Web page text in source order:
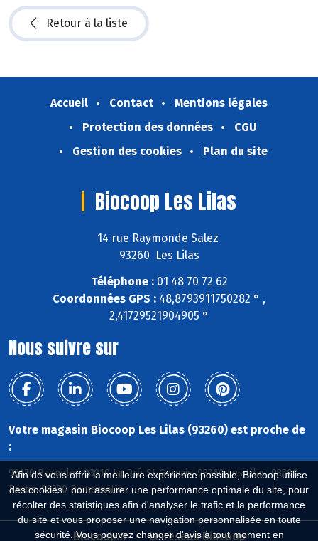
Afin de vous offrir la meilleure expérience possible, Biocoop utilise
des cookies : pour assurer une performance optimale du site, pour
récolter des statistiques afin d'analyser le trafic et la performance
du site et vous proposer une navigation personnalisée en toute
sécurité. Vous pouvez changer d'avis à tout moment en
Retour à la liste
Accueil Contact
Mentions légales
Protection des données
CGU
Gestion des cookies
Plan du site
Biocoop Les Lilas
14 rue Raymonde Salez
93260 Les Lilas
Téléphone :01 48 70 72 62
Coordonnées GPS : 48,8793911750282 ° ,
2,41729521904905 °
Nous suivre sur
Votre magasin Biocoop Les Lilas (93260) est proche de
:
93170 Bagnolet, 93310 Le Pré-St-Gervais, 93260 Les Lilas, 93500
Pantin, 93230 Romainville
Biocoop.fr Le réseau Biocoop